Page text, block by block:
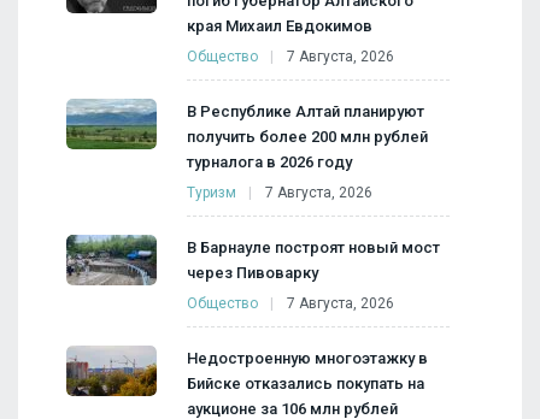
края Михаил Евдокимов
Общество 7 Августа, 2026
В Республике Алтай планируют
получить более 200 млн рублей
турналога в 2026 году
Туризм 7 Августа, 2026
В Барнауле построят новый мост
через Пивоварку
Общество 7 Августа, 2026
Недостроенную многоэтажку в
Бийске отказались покупать на
аукционе за 106 млн рублей